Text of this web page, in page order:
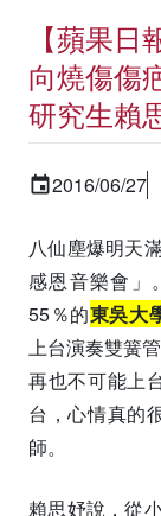
【蘋果
向燒傷傷
研究生賴
2016/06/27
八仙塵爆明天
感恩音樂會」
55％的東吳大
上台演奏雙簧
再也不可能上
台，心情真的
師。
賴思妤說，從